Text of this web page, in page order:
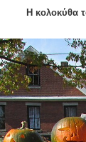
Η κολοκύθα